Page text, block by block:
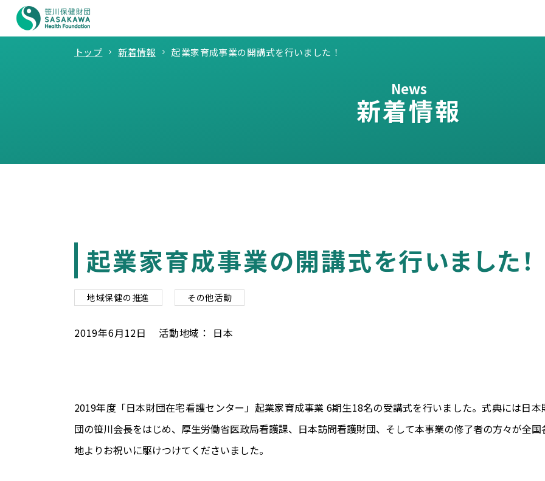
トップ 新着情報 起業家育成事業の開講式を行いました！
News
新着情報
起業家育成事業の開講式を行いました！
地域保健の推進 その他活動
2019年6月12日 活動地域： 日本
2019年度「日本財団在宅看護センター」起業家育成事業 6期生18名の受講式を行いました。式典には日本
団の笹川会長をはじめ、厚生労働省医政局看護課、日本訪問看護財団、そして本事業の修了者の方々が全国
地よりお祝いに駆けつけてくださいました。